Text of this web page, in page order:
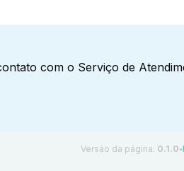
com o Serviço de
Versão da página: 0.1.0 ●